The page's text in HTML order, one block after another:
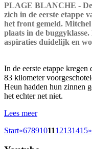
PLAGE BLANCHE -
zich in de eerste etappe
het front gemeld.
plaats in de
aspiraties duidelijk en
In de eerste etappe
83 kilometer
Heun hadden hun zinnen
het echter net niet.
Lees meer
Start«6789101112131415»